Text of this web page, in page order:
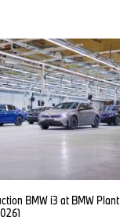
BMW i3 at BMW Plant